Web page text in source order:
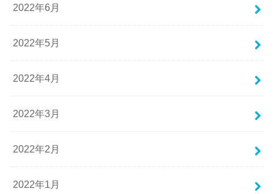
2022年6月
2022年5月
2022年4月
2022年3月
2022年2月
2022年1月